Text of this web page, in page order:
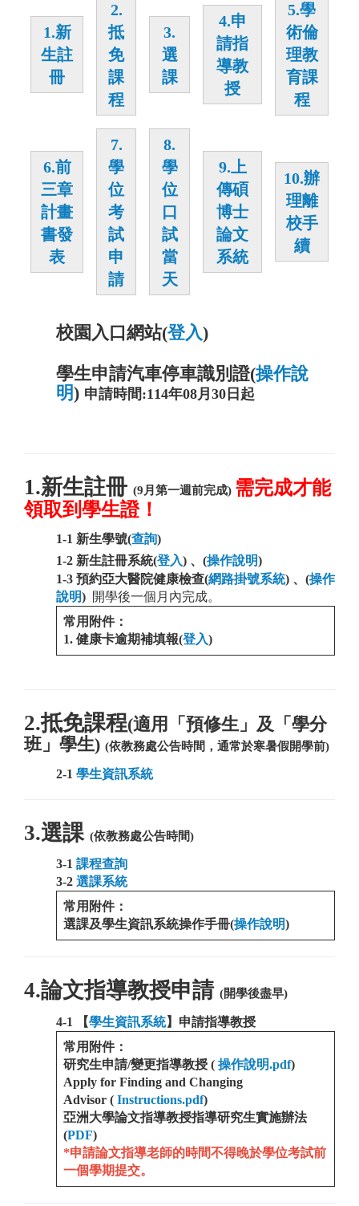
1.新
生註
冊
2.
抵
免
課
程
3.
選
課
4.申
請指
導教
授
5.學
術倫
理教
育課
程
6.前
三章
計畫
書發
表
7.
學
位
考
試
申
請
8.
學
位
口
試
當
天
9.上
傳碩
博士
論文
系統
10.辦
理離
校手
續
校園入口網站(登入)
學生申請汽車停車識別證(操作說
明) 申請時間:114年08月30日起
1.新生註冊 (9月第一週前完成) 需完成才能
領取到學生證！
1-1 新生學號(查詢)
1-2 新生註冊系統(登入) 、 (操作說明)
1-3 預約亞大醫院健康檢查(網路掛號系統) 、 (操作
說明) 開學後一個月內完成。
常用附件：
1. 健康卡逾期補填報(登入)
2.抵免課程(適用 「 預修生 」 及「學分
班」學生) (依教務處公告時間，通常於寒暑假開學前)
2-1 學生資訊系統
3.選課 (依教務處公告時間)
3-1 課程查詢
3-2 選課系統
常用附件：
選課及學生資訊系統操作手冊(操作說明)
4.論文指導教授申請 (開學後盡早)
4-1 【學生資訊系統】申請指導教授
常用附件：
研究生申請/變更指導教授 ( 操作說明.pdf)
Apply for Finding and Changing
Advisor ( Instructions.pdf)
亞洲大學論文指導教授指導研究生實施辦法
(PDF)
*申請論文指導老師的時間不得晚於學位考試前
一個學期提交。